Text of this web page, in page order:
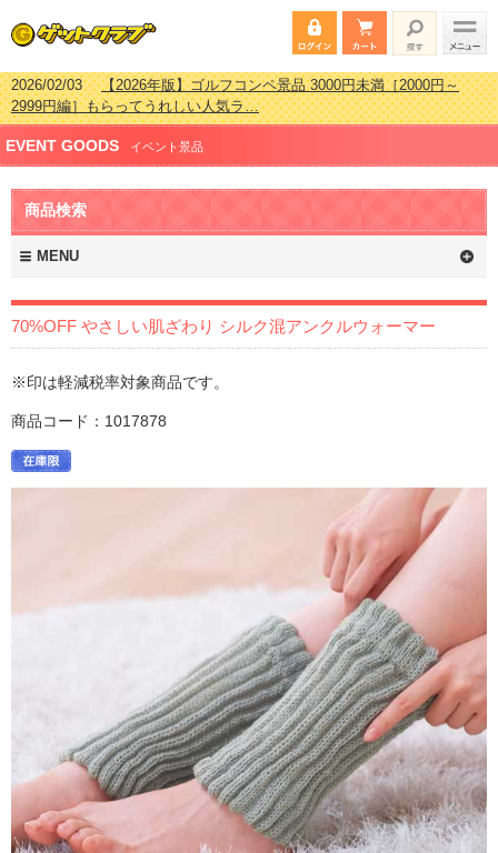
2026/02/03【2026年版】ゴルフコンペ景品 3000円未満［2000円～
2999円編］もらってうれしい人気ラ…
2026/07/15【2026年版】ビンゴゲーム景品おすすめ金額別人気ランキ
ング 更新しました！
2026/04/03【2026年版】ゴルフコンペ景品 3000円未満［2000円～
2999円編］もらってうれしい人気ラ…
2026/02/16
新しました！
EVENT GOODS イベント景品
商品検索
MENU
70%OFF やさしい肌ざわり シルク混アンクルウォーマー
※印は軽減税率対象商品です。
商品コード：1017878